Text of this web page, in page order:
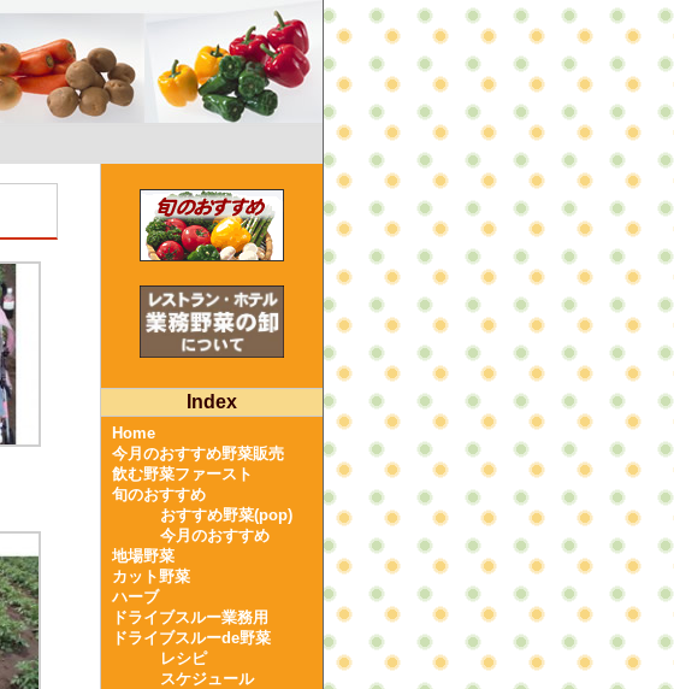
Index
Home
今月のおすすめ野菜販売
飲む野菜ファースト
旬のおすすめ
おすすめ野菜(pop)
今月のおすすめ
地場野菜
カット野菜
ハーブ
ドライブスルー業務用
ドライブスルーde野菜
レシピ
スケジュール